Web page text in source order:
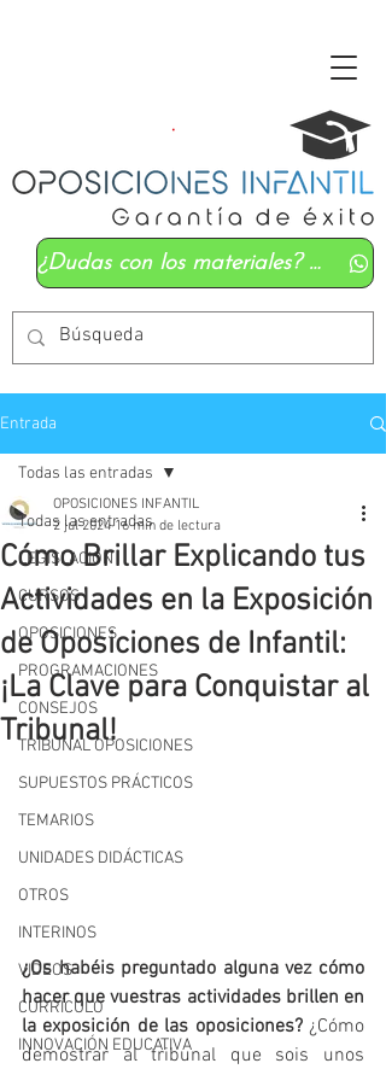
¿Dudas con los materiales? Mándanos un whatsapp
Entrada
Todas las entradas
LEGISLACIÓN
CURSOS
OPOSICIONES
PROGRAMACIONES
CONSEJOS
TRIBUNAL OPOSICIONES
SUPUESTOS PRÁCTICOS
TEMARIOS
UNIDADES DIDÁCTICAS
OTROS
INTERINOS
VIDEOS
CURRÍCULO
INNOVACIÓN EDUCATIVA
Todas las entradas
Cómo Brillar Explicando tus
Actividades en la Exposición
de Oposiciones de Infantil:
¡La Clave para Conquistar al
Tribunal!
OPOSICIONES INFANTIL
2 jul 2024 16 min de lectura
¿Os habéis preguntado alguna vez cómo
hacer que vuestras actividades brillen en
la exposición de las oposiciones? ¿Cómo
demostrar al tribunal que sois unos